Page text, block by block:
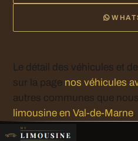
Le détail des véhicules et
sur la page nos véhicules
autres communes que
limousine en Val-de-Marne.